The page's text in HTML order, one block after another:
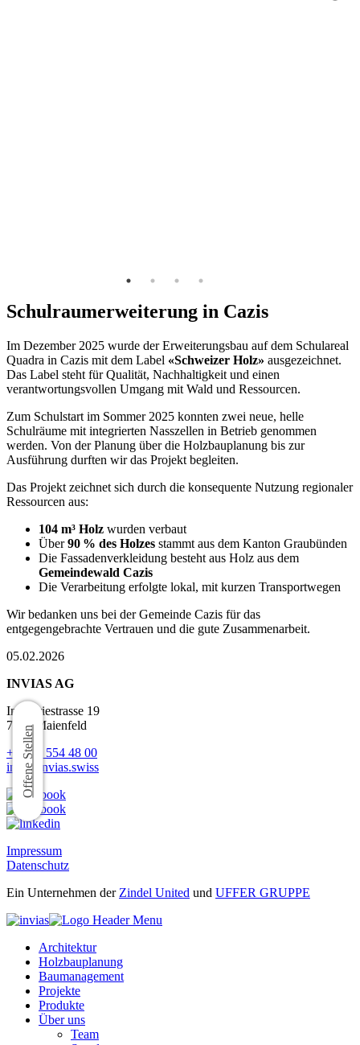
Schulraumerweiterung in Cazis
Im Dezember 2025 wurde der Erweiterungsbau auf dem Schulareal
Quadra in Cazis mit dem Label «Schweizer Holz» ausgezeichnet.
Das Label steht für Qualität, Nachhaltigkeit und einen
verantwortungsvollen Umgang mit Wald und Ressourcen.
Zum Schulstart im Sommer 2025 konnten zwei neue, helle
Schulräume mit integrierten Nasszellen in Betrieb genommen
werden. Von der Planung über die Holzbauplanung bis zur
Ausführung durften wir das Projekt begleiten.
Das Projekt zeichnet sich durch die konsequente Nutzung regionaler
Ressourcen aus:
104 m³ Holz wurden verbaut
Über90 % des Holzes stammt aus dem Kanton Graubünden
Die Fassadenverkleidung besteht aus Holz aus dem
Gemeindewald Cazis
Die Verarbeitung erfolgte lokal, mit kurzen Transportwegen
Wir bedanken uns bei der Gemeinde Cazis für das
entgegengebrachte Vertrauen und die gute Zusammenarbeit.
05.02.2026
INVIAS AG
Offene Stellen
Industriestrasse 19
7304 Maienfeld
+41 81 554 48 00
info@invias.swiss
Impressum
Datenschutz
Ein Unternehmen der Zindel United und UFFER GRUPPE
Architektur
Holzbauplanung
Baumanagement
Projekte
Produkte
Über uns
Team